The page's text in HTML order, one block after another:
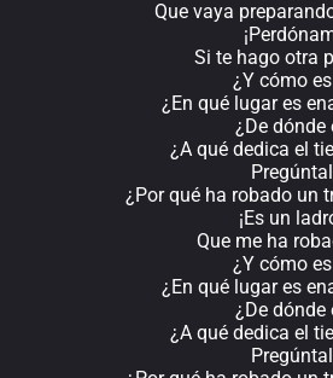
Que vaya
Si te hago otra
¿Y cómo
¿En qué lugar es
¿De dónde
¿A qué dedica el
¿Por qué ha robado un
¡Es un
Que me ha
¿Y cómo
¿En qué lugar es
¿De dónde
¿A qué dedica el